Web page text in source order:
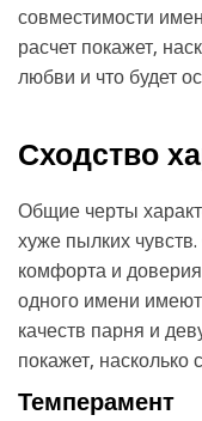
совместимости
расчет покажет,
любви и что будет
Сходство
Общие черты
хуже пылких
комфорта и
одного имени
качеств парня и
покажет,
Темперамент